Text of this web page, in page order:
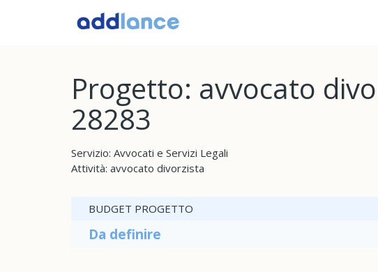
Progetto: avvocato
28283
Servizio: Avvocati e Servizi Legali
Attività: avvocato divorzista
BUDGET PROGETTO
Da definire